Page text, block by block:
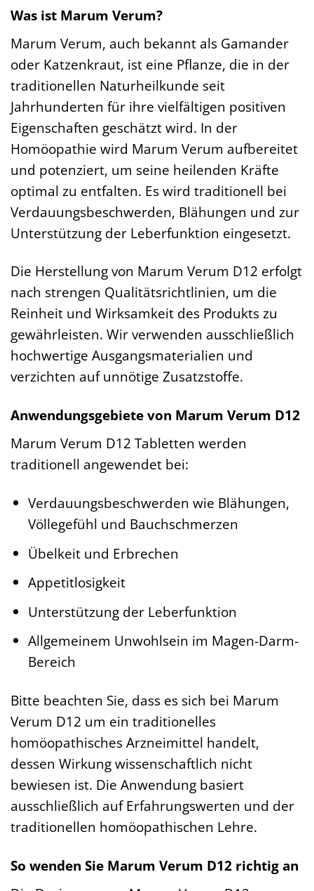
Was ist Marum Verum?
Marum Verum, auch bekannt als Gamander
oder Katzenkraut, ist eine Pflanze, die in der
traditionellen Naturheilkunde seit
Jahrhunderten für ihre vielfältigen positiven
Eigenschaften geschätzt wird. In der
Homöopathie wird Marum Verum aufbereitet
und potenziert, um seine heilenden Kräfte
optimal zu entfalten. Es wird traditionell bei
Verdauungsbeschwerden, Blähungen und zur
Unterstützung der Leberfunktion eingesetzt.
Die Herstellung von Marum Verum D12 erfolgt
nach strengen Qualitätsrichtlinien, um die
Reinheit und Wirksamkeit des Produkts zu
gewährleisten. Wir verwenden ausschließlich
hochwertige Ausgangsmaterialien und
verzichten auf unnötige Zusatzstoffe.
Anwendungsgebiete von Marum Verum D12
Marum Verum D12 Tabletten werden
traditionell angewendet bei:
Verdauungsbeschwerden wie Blähungen,
Völlegefühl und Bauchschmerzen
Übelkeit und Erbrechen
Appetitlosigkeit
Unterstützung der Leberfunktion
Allgemeinem Unwohlsein im Magen-Darm-
Bereich
Bitte beachten Sie, dass es sich bei Marum
Verum D12 um ein traditionelles
homöopathisches Arzneimittel handelt,
dessen Wirkung wissenschaftlich nicht
bewiesen ist. Die Anwendung basiert
ausschließlich auf Erfahrungswerten und der
traditionellen homöopathischen Lehre.
So wenden Sie Marum Verum D12 richtig an